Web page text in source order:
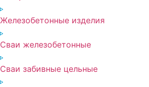
Железобетонные изделия
Сваи железобетонные
Сваи забивные цельные